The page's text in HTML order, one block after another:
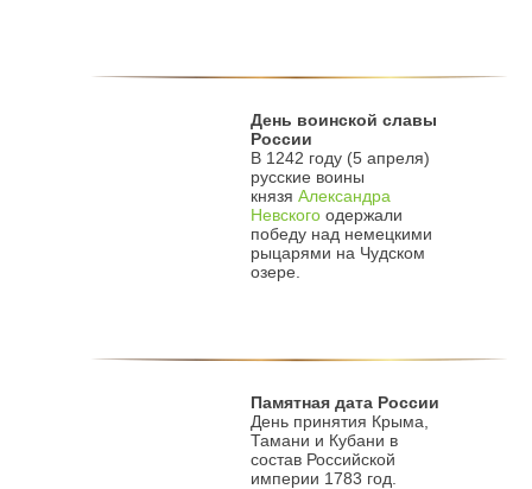
День воинской славы
России
В 1242 году (5 апреля)
русские воины
князя Александра
Невского одержали
победу над немецкими
рыцарями на Чудском
озере.
Памятная дата России
День принятия Крыма,
Тамани и Кубани в
состав Российской
империи 1783 год.